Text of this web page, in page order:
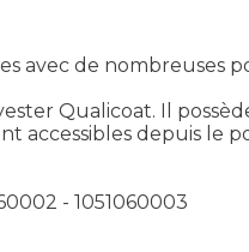
avec de nombreuses
Qualicoat. Il
depuis le
- 1051060003